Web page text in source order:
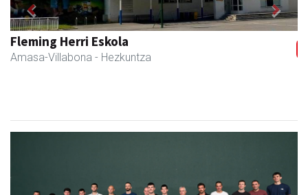
Fleming Herri Eskola
Amasa-Villabona - Hezkuntza
Previous Next